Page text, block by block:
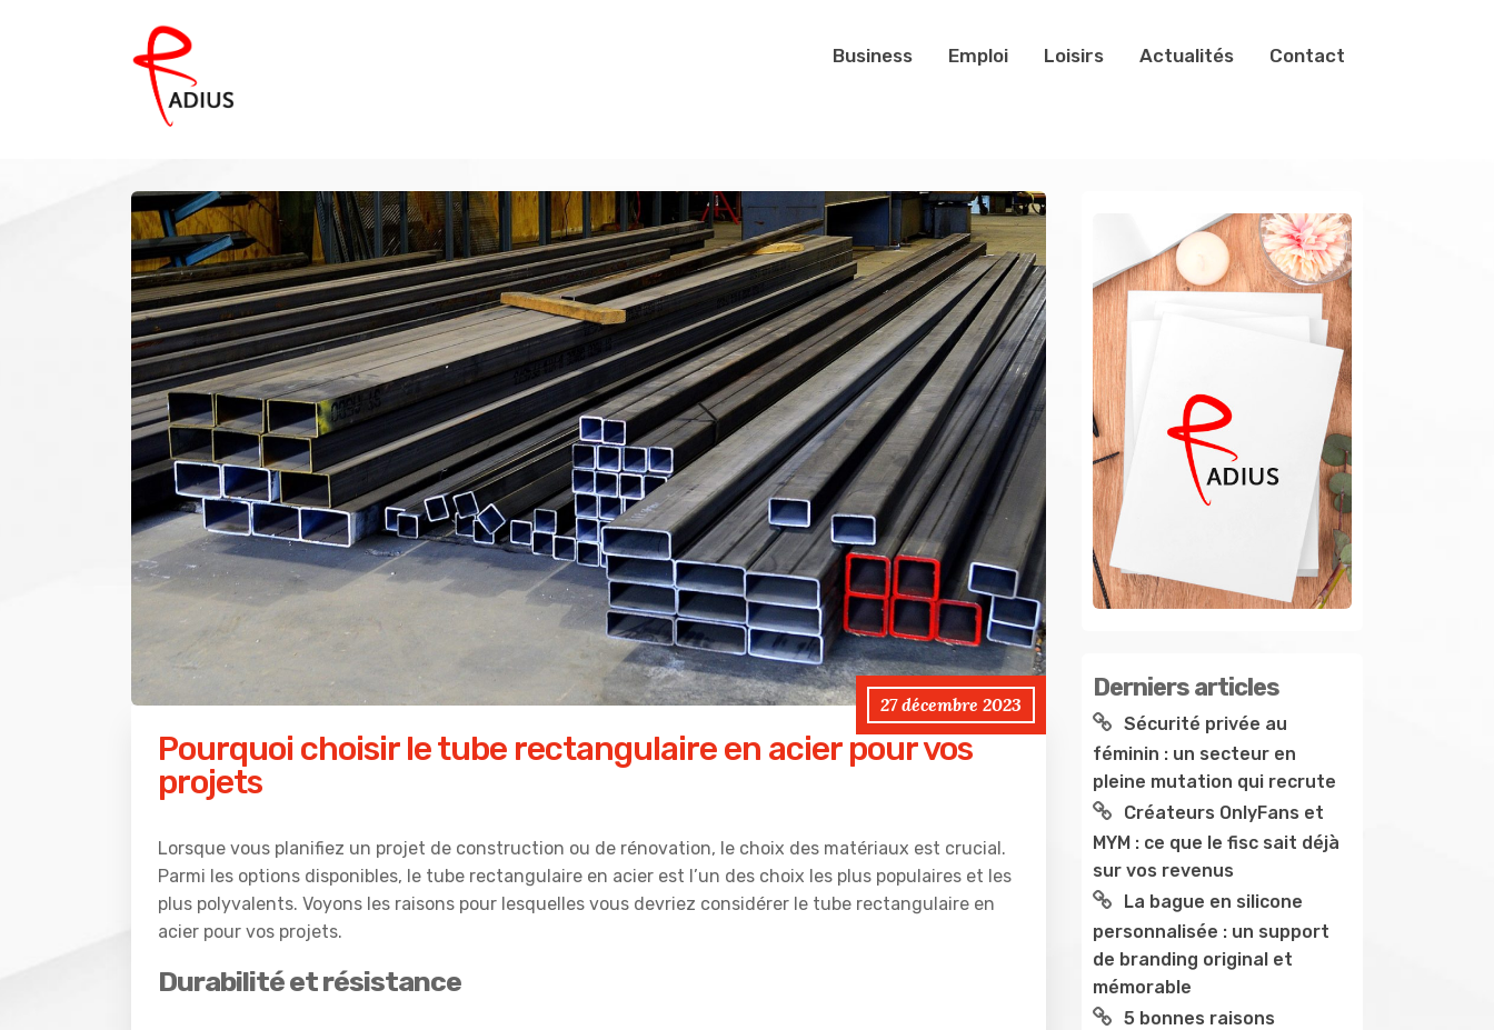
Business Emploi Loisirs Actualités Contact
27 décembre 2023
Pourquoi choisir le tube rectangulaire en acier pour vos
projets
Lorsque vous planifiez un projet de construction ou de rénovation, le choix des matériaux est crucial.
Parmi les options disponibles, le tube rectangulaire en acier est l’un des choix les plus populaires et les
plus polyvalents. Voyons les raisons pour lesquelles vous devriez considérer le tube rectangulaire en
acier pour vos projets.
Durabilité et résistance
Derniers articles
Sécurité privée au
féminin : un secteur en
pleine mutation qui recrute
Créateurs OnlyFans et
MYM : ce que le fisc sait déjà
sur vos revenus
La bague en silicone
personnalisée : un support
de branding original et
mémorable
5 bonnes raisons